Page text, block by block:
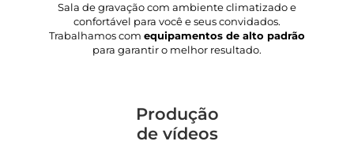
Sala de gravação com ambiente climatizado e
confortável para você e seus convidados.
Trabalhamos com equipamentos de alto padrão
para garantir o melhor resultado.
Produção
de vídeos